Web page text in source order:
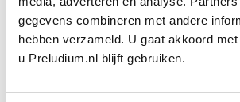
gegevens combineren met andere
hebben verzameld. U gaat akkoord
u Preludium.nl blijft gebruiken.